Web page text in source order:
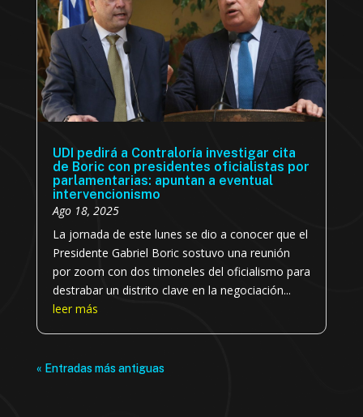
UDI pedirá a Contraloría investigar cita
de Boric con presidentes oficialistas por
parlamentarias: apuntan a eventual
intervencionismo
Ago 18, 2025
La jornada de este lunes se dio a conocer que el
Presidente Gabriel Boric sostuvo una reunión
por zoom con dos timoneles del oficialismo para
destrabar un distrito clave en la negociación...
leer más
« Entradas más antiguas